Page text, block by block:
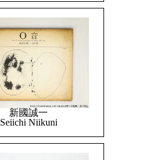
新國誠一
Seiichi Niikuni